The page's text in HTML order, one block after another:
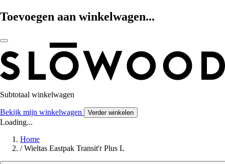
Toevoegen aan winkelwagen...
Subtotaal winkelwagen
Bekijk mijn winkelwagen Verder winkelen
Loading...
Home
/ Wieltas Eastpak Transit'r Plus L